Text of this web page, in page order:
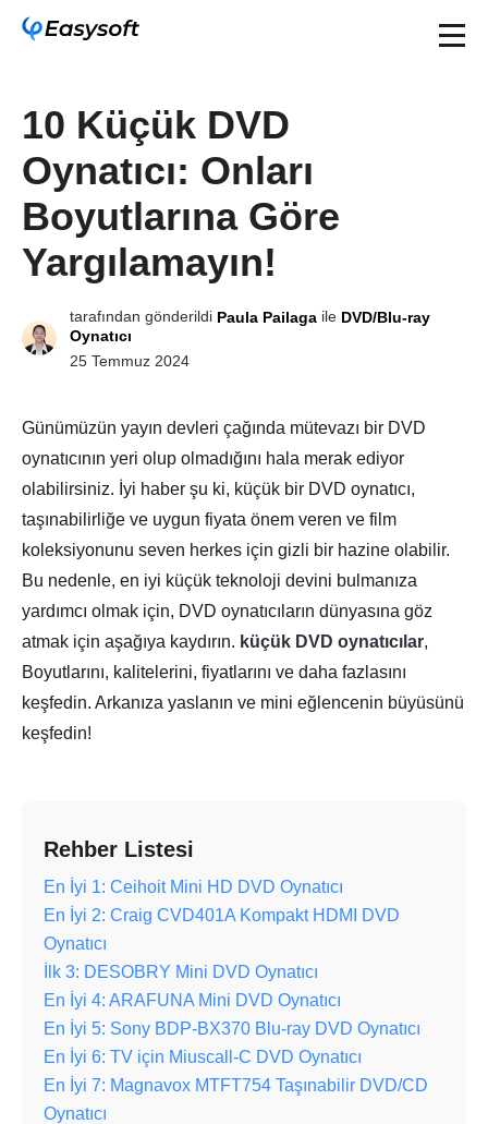
10 Küçük DVD
Oynatıcı: Onları
Boyutlarına Göre
Yargılamayın!
tarafından gönderildi Paula Pailaga ile DVD/Blu-ray
Oynatıcı
25 Temmuz 2024
Günümüzün yayın devleri çağında mütevazı bir DVD
oynatıcının yeri olup olmadığını hala merak ediyor
olabilirsiniz. İyi haber şu ki, küçük bir DVD oynatıcı,
taşınabilirliğe ve uygun fiyata önem veren ve film
koleksiyonunu seven herkes için gizli bir hazine olabilir.
Bu nedenle, en iyi küçük teknoloji devini bulmanıza
yardımcı olmak için, DVD oynatıcıların dünyasına göz
atmak için aşağıya kaydırın. küçük DVD oynatıcılar,
Boyutlarını, kalitelerini, fiyatlarını ve daha fazlasını
keşfedin. Arkanıza yaslanın ve mini eğlencenin büyüsünü
keşfedin!
Rehber Listesi
En İyi 1: Ceihoit Mini HD DVD Oynatıcı
En İyi 2: Craig CVD401A Kompakt HDMI DVD
Oynatıcı
İlk 3: DESOBRY Mini DVD Oynatıcı
En İyi 4: ARAFUNA Mini DVD Oynatıcı
En İyi 5: Sony BDP-BX370 Blu-ray DVD Oynatıcı
En İyi 6: TV için Miuscall-C DVD Oynatıcı
En İyi 7: Magnavox MTFT754 Taşınabilir DVD/CD
Oynatıcı